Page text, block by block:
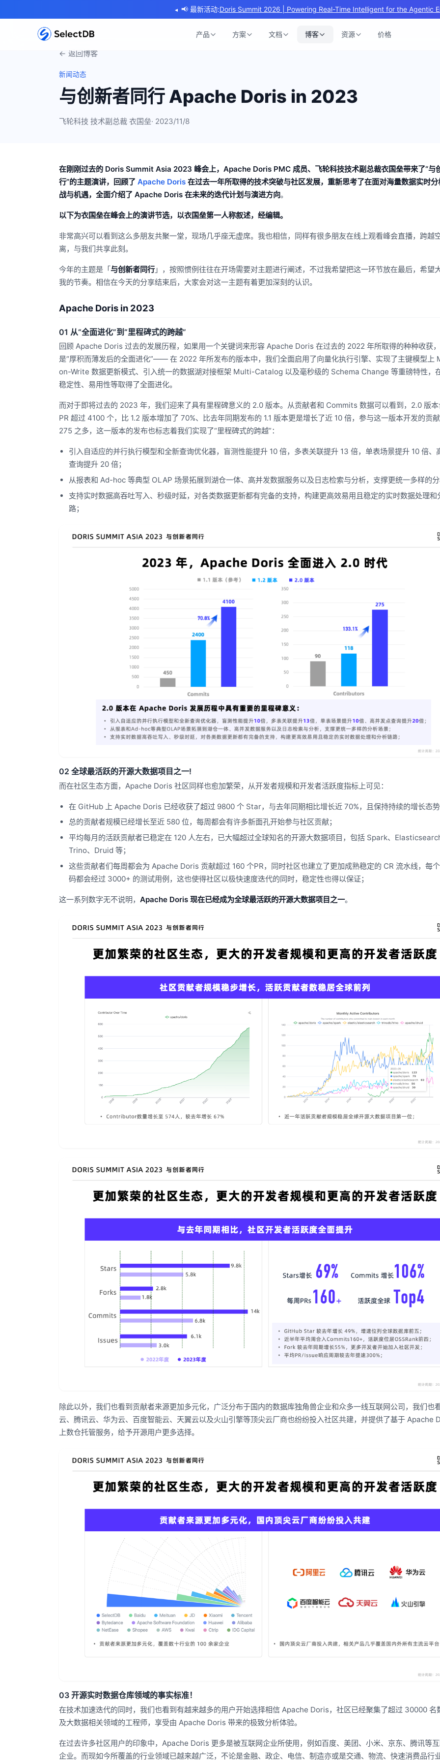
◂ 📢 最新活动:Doris Summit 2026 | Powering Real-Time Intelligent for the Agentic
产品 方案 文档 博客 资源 价格
← 返回博客
新闻动态
与创新者同行 Apache Doris in 2023
飞轮科技 技术副总裁 衣国垒· 2023/11/8
在刚刚过去的 Doris Summit Asia 2023 峰会上，Apache Doris PMC 成员、飞轮科技技术副总裁衣国垒带来了“与
行”的主题演讲，回顾了 Apache Doris 在过去一年所取得的技术突破与社区发展，重新思考了在面对海量数据实时
战与机遇，全面介绍了 Apache Doris 在未来的迭代计划与演进方向。
以下为衣国垒在峰会上的演讲节选，以衣国垒第一人称叙述，经编辑。
非常高兴可以看到这么多朋友共聚一堂，现场几乎座无虚席。我也相信，同样有很多朋友在线上观看峰会直播，跨越
离，与我们共享此刻。
今年的主题是「与创新者同行」，按照惯例往往在开场需要对主题进行阐述，不过我希望把这一环节放在最后，希望
我的节奏。相信在今天的分享结束后，大家会对这一主题有着更加深刻的认识。
Apache Doris in 2023
01 从“全面进化”到“里程碑式的跨越”
回顾 Apache Doris 过去的发展历程，如果用一个关键词来形容 Apache Doris 在过去的 2022 年所取得的种种收获
是“厚积而薄发后的全面进化”—— 在 2022 年所发布的版本中，我们全面启用了向量化执行引擎、实现了主键模型上
on-Write 数据更新模式、引入统一的数据湖对接框架 Multi-Catalog 以及毫秒级的 Schema Change 等重磅特性，在
稳定性、易用性等取得了全面进化。
而对于即将过去的 2023 年，我们迎来了具有里程碑意义的 2.0 版本。从贡献者和 Commits 数据可以看到，2.0 版本
PR 超过 4100 个，比 1.2 版本增加了 70%、比去年同期发布的 1.1 版本更是增长了近 10 倍，参与这一版本开发的贡
275 之多，这一版本的发布也标志着我们实现了“里程碑式的跨越”：
引入自适应的并行执行模型和全新查询优化器，盲测性能提升 10 倍，多表关联提升 13 倍，单表场景提升 10 倍、
查询提升 20 倍；
从报表和 Ad-hoc 等典型 OLAP 场景拓展到湖仓一体、高并发数据服务以及日志检索与分析，支撑更统一多样的分
支持实时数据高吞吐写入、秒级时延，对各类数据更新都有完备的支持，构建更高效易用且稳定的实时数据处理和
路；
02 全球最活跃的开源大数据项目之一!
而在社区生态方面，Apache Doris 社区同样也愈加繁荣，从开发者规模和开发者活跃度指标上可见：
在 GitHub 上 Apache Doris 已经收获了超过 9800 个 Star，与去年同期相比增长近 70%，且保持持续的增长态势
总的贡献者规模已经增长至近 580 位，每周都会有许多新面孔开始参与社区贡献；
平均每月的活跃贡献者已稳定在 120 人左右，已大幅超过全球知名的开源大数据项目，包括 Spark、Elasticsearch
Trino、Druid 等；
这些贡献者们每周都会为 Apache Doris 贡献超过 160 个PR，同时社区也建立了更加成熟稳定的 CR 流水线，每
码都会经过 3000+ 的测试用例，这也使得社区以极快速度迭代的同时，稳定性也得以保证；
这一系列数字无不说明， Apache Doris 现在已经成为全球最活跃的开源大数据项目之一。
除此以外，我们也看到贡献者来源更加多元化，广泛分布于国内的数据库独角兽企业和众多一线互联网公司，我们也
云、腾讯云、华为云、百度智能云、天翼云以及火山引擎等顶尖云厂商也纷纷投入社区共建，并提供了基于 Apache
上数仓托管服务，给予开源用户更多选择。
03 开源实时数据仓库领域的事实标准！
在技术加速迭代的同时，我们也看到有越来越多的用户开始选择相信 Apache Doris，社区已经聚集了超过 30000 名
及大数据相关领域的工程师，享受由 Apache Doris 带来的极致分析体验。
在过去许多社区用户的印象中，Apache Doris 更多是被互联网企业所使用，例如百度、美团、小米、京东、腾讯等
企业。而现如今所覆盖的行业领域已越来越广泛，不论是金融、政企、电信、制造亦或是交通、物流、快速消费品行